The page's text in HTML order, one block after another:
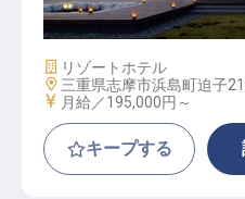
施設業態
リゾートホテル
勤務地
三重県志摩市浜島町迫子
給与
月給／195,000円～
キープする